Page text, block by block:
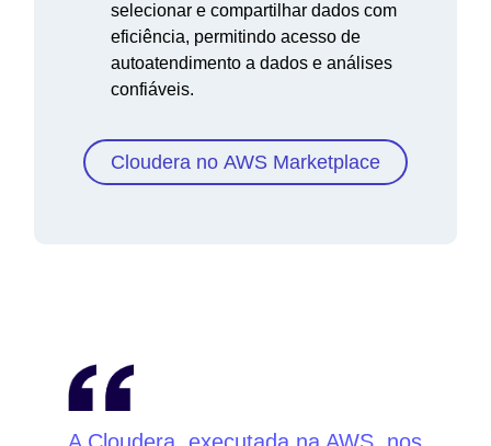
selecionar e compartilhar dados com
eficiência, permitindo acesso de
autoatendimento a dados e análises
confiáveis.
Cloudera no AWS Marketplace